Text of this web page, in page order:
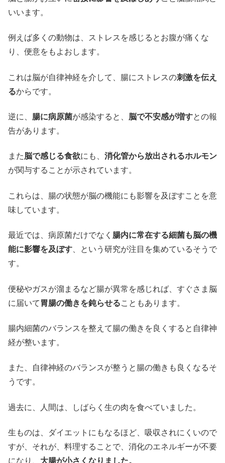
いいます。
例えば多くの動物は、ストレスを感じるとお腹が痛くな
り、便意をもよおします。
これは脳が自律神経を介して、腸にストレスの刺激を伝え
るからです。
逆に、 腸に病原菌が感染すると、 脳で不安感が増すとの報
告があります。
また脳で感じる食欲にも、 消化管から放出されるホルモン
が関与することが示されています。
これらは、腸の状態が脳の機能にも影響を及ぼすことを意
味しています。
最近では、病原菌だけでなく 腸内に常在する細菌も脳の機
能に影響を及ぼす 、という研究が注目を集めているそうで
す。
便秘やガスが溜まるなど腸が異常を感じれば、すぐさま脳
に届いて 胃腸の働きを鈍らせることもあります。
腸内細菌のバランスを整えて腸の働きを良くすると自律神
経が整います。
また、自律神経のバランスが整うと腸の働きも良くなるそ
うです。
過去に、人間は、しばらく生の肉を食べていました。
生ものは、ダイエットにもなるほど、吸収されにくいので
すが、それが、料理することで、消化のエネルギーが不要
になり、 大腸が小さくなりました。